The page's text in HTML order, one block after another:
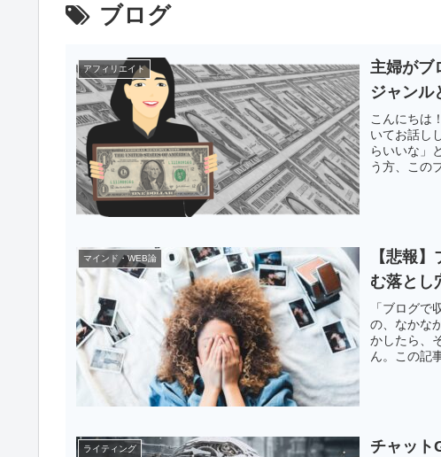
ブログ
アフィリエイト
主婦がブ
ジャンル
こんにちは
いてお話し
らいいな」
う方、この
マインド・WEB論
【悲報
む落とし
「ブログ
の、なかな
かしたら、
ん。この記
ライティング
チャット